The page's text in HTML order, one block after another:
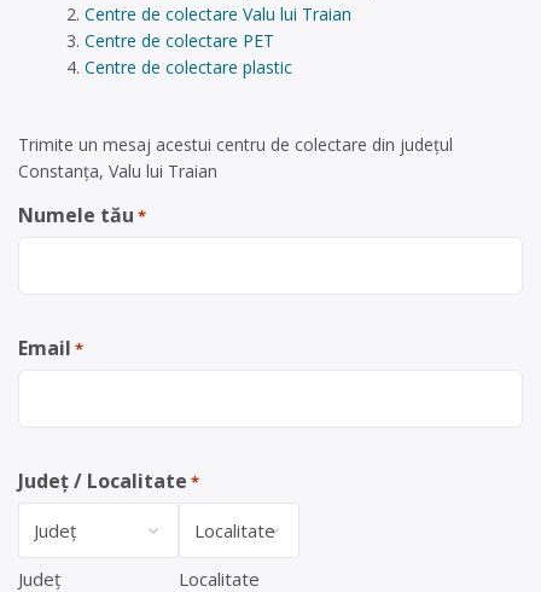
Centre de colectare Valu lui Traian
Centre de colectare PET
Centre de colectare plastic
Trimite un mesaj acestui centru de colectare din județul
Constanța, Valu lui Traian
Numele tău *
Email *
Județ / Localitate *
Județ Localitate